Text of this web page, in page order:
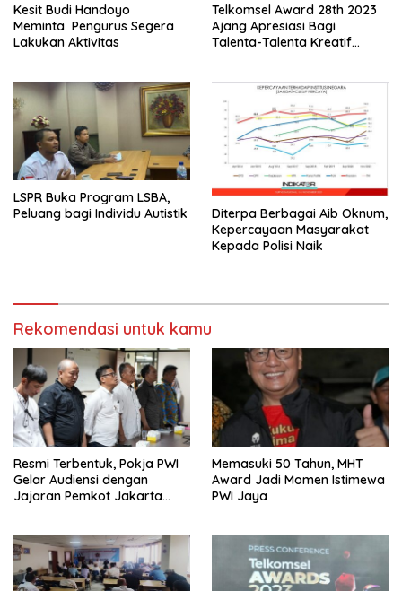
Kesit Budi Handoyo
Meminta Pengurus Segera
Lakukan Aktivitas
Telkomsel Award 28th 2023
Ajang Apresiasi Bagi
Talenta-Talenta Kreatif
LSPR Buka Program LSBA,
Peluang bagi Individu Autistik
Diterpa Berbagai Aib Oknum,
Kepercayaan Masyarakat
Kepada Polisi Naik
Rekomendasi untuk kamu
Resmi Terbentuk, Pokja PWI
Gelar Audiensi dengan
Jajaran Pemkot Jakarta
Memasuki 50 Tahun, MHT
Award Jadi Momen Istimewa
PWI Jaya